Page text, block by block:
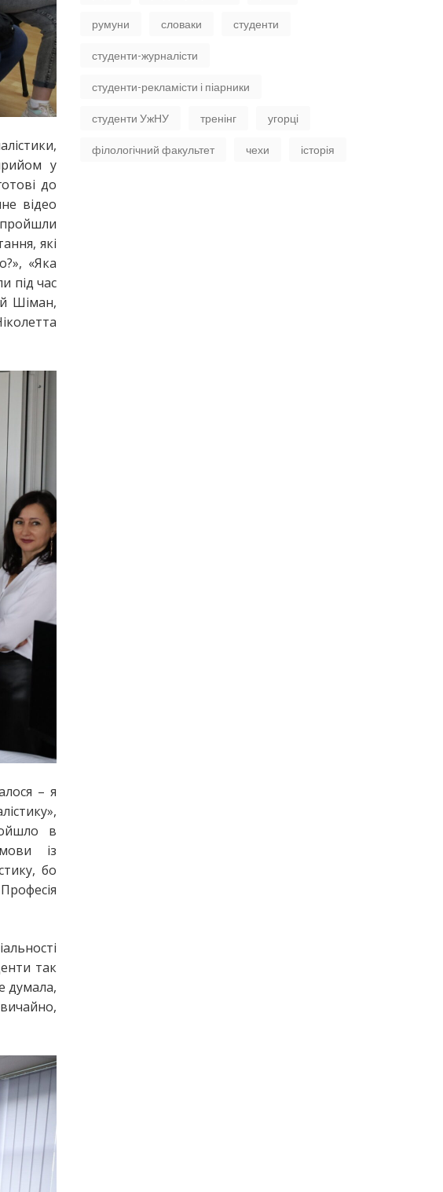
у
до
відео
які
«Яка
під час
Шіман,
– я
в
із
бо
так
думала,
румуни словаки студенти
студенти-журналісти
студенти-рекламісти і піарники
студенти УжНУ тренінг угорці
філологічний факультет чехи історія